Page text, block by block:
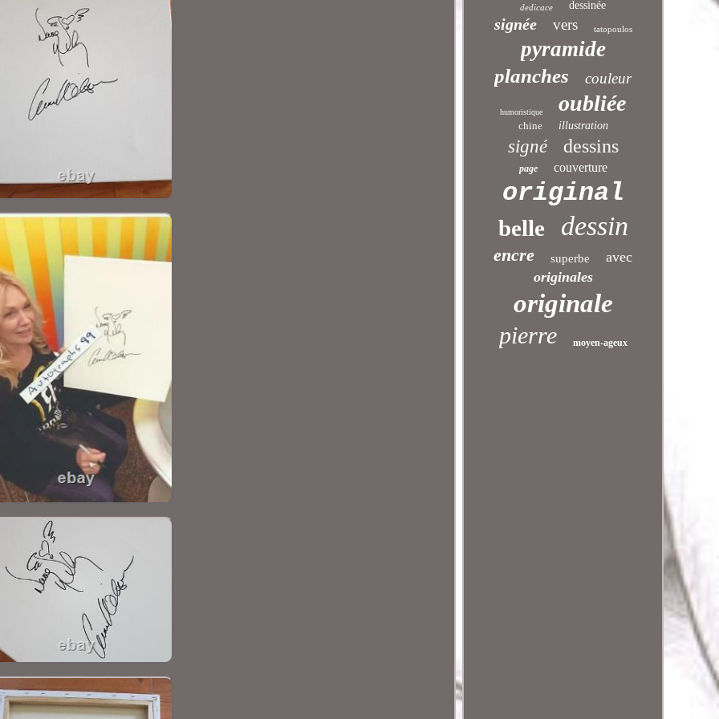
dedicace dessinée
signée vers tatopoulos
pyramide
planches couleur
humoristique oubliée
chine illustration
signé dessins
page couverture
original
belle dessin
encre superbe
avec
originales
originale
pierre moyen-ageux